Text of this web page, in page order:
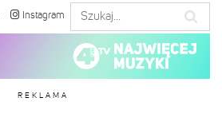
Instagram
REKLAMA